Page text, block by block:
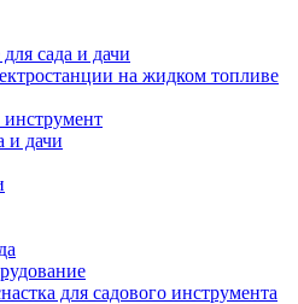
сада и дачи
на жидком топливе
и дачи
для садового инструмента